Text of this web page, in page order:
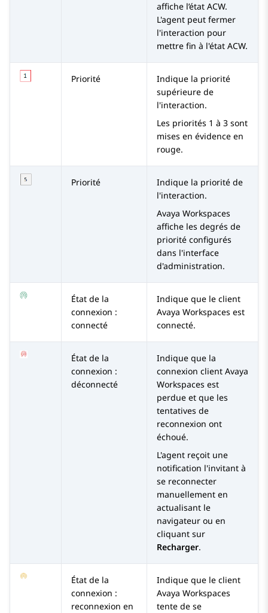
affiche l’état ACW.
L'agent peut fermer
l'interaction pour
mettre fin à l'état ACW.
Priorité
Indique la priorité
supérieure de
l'interaction.
Les priorités 1 à 3 sont
mises en évidence en
rouge.
Priorité
Indique la priorité de
l'interaction.
Avaya Workspaces
affiche les degrés de
priorité configurés
dans l'interface
d'administration.
État de la
connexion :
connecté
Indique que le client
Avaya Workspaces est
connecté.
État de la
connexion :
déconnecté
Indique que la
connexion client Avaya
Workspaces est
perdue et que les
tentatives de
reconnexion ont
échoué.
L'agent reçoit une
notification l'invitant à
se reconnecter
manuellement en
actualisant le
navigateur ou en
cliquant sur
Recharger.
État de la
connexion :
reconnexion en
Indique que le client
Avaya Workspaces
tente de se